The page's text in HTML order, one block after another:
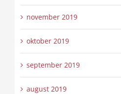
november 2019
oktober 2019
september 2019
august 2019